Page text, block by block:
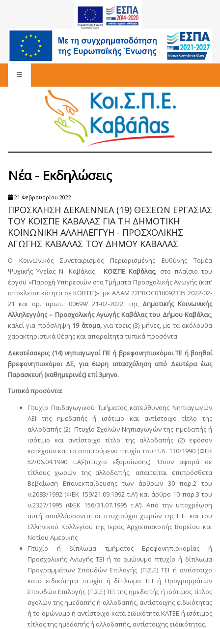
Νέα - Εκδηλώσεις
21 Φεβρουαρίου 2022
ΠΡΟΣΚΛΗΣΗ ΔΕΚΑΕΝΝΕΑ (19) ΘΕΣΕΩΝ ΕΡΓΑΣΙΑΣ
ΤΟΥ ΚΟΙΣΠΕ ΚΑΒΑΛΑΣ ΓΙΑ ΤΗ ΔΗΜΟΤΙΚΗ
ΚΟΙΝΩΝΙΚΗ ΑΛΛΗΛΕΓΓΥΗ - ΠΡΟΣΧΟΛΙΚΗΣ
ΑΓΩΓΗΣ ΚΑΒΑΛΑΣ ΤΟΥ ΔΗΜΟΥ ΚΑΒΑΛΑΣ
Ο Κοινωνικός Συνεταιρισμός Περιορισμένης Ευθύνης Τομέα
Ψυχικής Υγείας Ν. Καβάλας - ΚΟΙΣΠΕ Καβάλας, στο πλαίσιο του
έργου «Παροχή Υπηρεσιών στα Τμήματα Προσχολικής Αγωγής (κατ’
αποκλειστικότητα σε ΚΟΙΣΠΕ)», με ΑΔΑΜ 22PROC010092335 2022-02-
21 και αρ. πρωτ.: 00699/ 21-02-2022, της Δημοτικής Κοινωνικής
Αλληλεγγύης – Προσχολικής Αγωγής Καβάλας του Δήμου Καβάλας,
καλεί για πρόσληψη 19 άτομα,για τρεις (3) μήνες, με τα ακόλουθα
χαρακτηριστικά θέσης και απαραίτητα τυπικά προσόντα:
Δεκατέσσερις (14) νηπιαγωγοί ΠΕ ή βρεφονηπιοκόμοι ΤΕ ή βοηθοί
βρεφονηπιοκόμοι ΔΕ, για 6ωρη απασχόληση από Δευτέρα έως
Παρασκευή (καθημερινές) επί 3μηνο.
Τυπικά προσόντα:
Πτυχίο Παιδαγωγικού Τμήματος κατεύθυνσης Νηπιαγωγών
ΑΕΙ της ημεδαπής ή ισότιμο και αντίστοιχο τίτλο της
αλλοδαπής (2). Πτυχίο Σχολών Νηπιαγωγών της ημεδαπής ή
ισότιμο και αντίστοιχο τίτλο της αλλοδαπής (2) εφόσον
κατέχουν και το απαιτούμενο πτυχίο του Π.Δ. 130/1990 (ΦΕΚ
52/06.04.1990 τ.Α΄)-(πτυχίο εξομοίωσης). Όσον αφορά σε
τίτλους χωρών της αλλοδαπής, απαιτείται επιπρόσθετα
Βεβαίωση Επανεκπαίδευσης των άρθρων 30 παρ.2 του
ν.2083/1992 (ΦΕΚ 159/21.09.1992 τ.Α’) και άρθρο 10 παρ.3 του
ν.2327/1995 (ΦΕΚ 156/31.07.1995 τ.Α’). Από την υποχρέωση
αυτή απαλλάσσονται οι πτυχιούχοι χωρών της Ε.Ε. και του
Ελληνικού Κολλεγίου της Ιεράς Αρχιεπισκοπής Βορείου και
Νοτίου Αμερικής
Πτυχίο ή δίπλωμα τμήματος Βρεφονηπιοκομίας ή
Προσχολικής Αγωγής ΤΕΙ ή το ομώνυμο πτυχίο ή δίπλωμα
Προγραμμάτων Σπουδών Επιλογής (Π.Σ.Ε) ΤΕΙ ή αντίστοιχο
κατά ειδικότητα πτυχίο ή δίπλωμα ΤΕΙ ή Προγραμμάτων
Σπουδών Επιλογής (Π.Σ.Ε) ΤΕΙ της ημεδαπής ή ισότιμος τίτλος
σχολών της ημεδαπής ή αλλοδαπής, αντίστοιχης ειδικότητας
ή το ομώνυμο ή αντίστοιχο κατά ειδικότητα ΚΑΤΕΕ ή ισότιμος
τίτλος της ημεδαπής ή αλλοδαπής, αντίστοιχης ειδικότητας.